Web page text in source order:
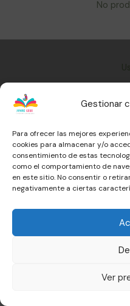
Gestionar
Para ofrecer las mejores
cookies para almacenar y/o
consentimiento de estas
como el comportamiento de
en este sitio. No consentir o
negativamente a ciertas
Ver
No
Términos